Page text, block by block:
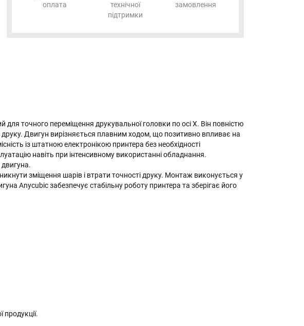
оплата
технічної
підтримки
замовлення
точного переміщення друкувальної головки по осі X. Він повністю
друку. Двигун вирізняється плавним ходом, що позитивно впливає на
із штатною електронікою принтера без необхідності
навіть при інтенсивному використанні обладнання.
зміщення шарів і втрати точності друку. Монтаж виконується у
Anycubic забезпечує стабільну роботу принтера та зберігає його
продукції.